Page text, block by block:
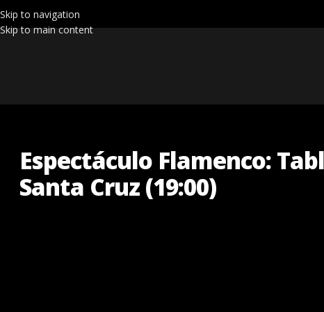
Skip to navigation
Skip to main content
Espectáculo Flamenco:
Santa Cruz (19:00)